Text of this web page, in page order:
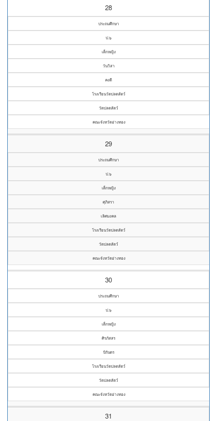
28
ประถมศึกษา
ป.๖
เด็กหญิง
วันวิสา
คงดี
โรงเรียนวัดปลดสัตว์
วัดปลดสัตว์
คณะจังหวัดอ่างทอง
29
ประถมศึกษา
ป.๖
เด็กหญิง
ศุภิสรา
เลิศมงคล
โรงเรียนวัดปลดสัตว์
วัดปลดสัตว์
คณะจังหวัดอ่างทอง
30
ประถมศึกษา
ป.๖
เด็กหญิง
ศิรภัสสร
นิรันดร
โรงเรียนวัดปลดสัตว์
วัดปลดสัตว์
คณะจังหวัดอ่างทอง
31